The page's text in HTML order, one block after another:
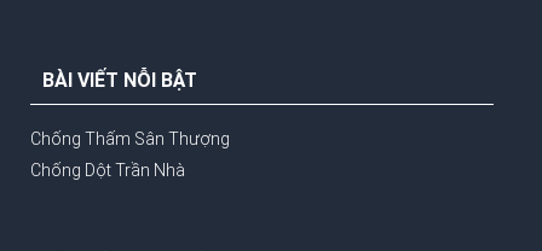
BÀI VIẾT NỖI BẬT
Chống Thấm Sân Thượng
Chống Dột Trần Nhà